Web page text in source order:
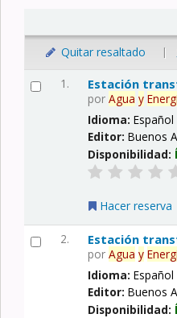
Quitar resaltado |
1. Estación
porAgua y
Idioma:Español
Editor:Buenos
Disponibilidad:
Hacer reserva
2. Estación
porAgua y
Idioma:Español
Editor:Buenos
Disponibilidad: